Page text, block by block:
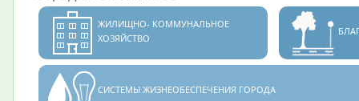
ЖИЛИЩНО- КОММУНАЛЬНОЕ
ХОЗЯЙСТВО
СИСТЕМЫ ЖИЗНЕОБЕСПЕЧЕНИЯ ГОРОДА